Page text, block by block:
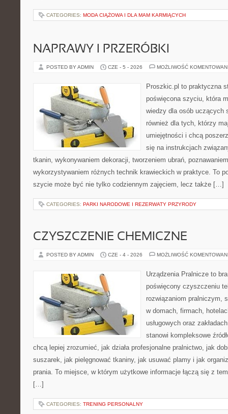
CATEGORIES: MODA CIĄŻOWA I DLA MAM KARMIĄCYCH
NAPRAWY I PRZERÓBKI
POSTED BY ADMIN CZE - 5 - 2026 MOŻLIWOŚĆ
Proszkic.pl to praktyczna
poświęcona szyciu, która
wiedzy dla osób uczących
również dla tych, którzy
umiejętności i chcą
się na instrukcjach
tkanin, wykonywaniem dekoracji, tworzeniem ubrań,
wykorzystywaniem różnych technik krawieckich w praktyce. To
szycie może być nie tylko codziennym zajęciem, lecz także […]
CATEGORIES: PARKI NARODOWE I REZERWATY PRZYRODY
CZYSZCZENIE CHEMICZNE
POSTED BY ADMIN CZE - 4 - 2026 MOŻLIWOŚĆ
Urządzenia Pralnicze to
poświęcony czyszczeniu
rozwiązaniom pralniczym,
w domach, firmach,
usługowych oraz
stanowi kompleksowe
chcą lepiej zrozumieć, jak działa profesjonalne pralnictwo, jak
suszarek, jak pielęgnować tkaniny, jak usuwać plamy i jak
prania. To miejsce, w którym użytkowe informacje łączą się z
[…]
CATEGORIES: TRENING PERSONALNY